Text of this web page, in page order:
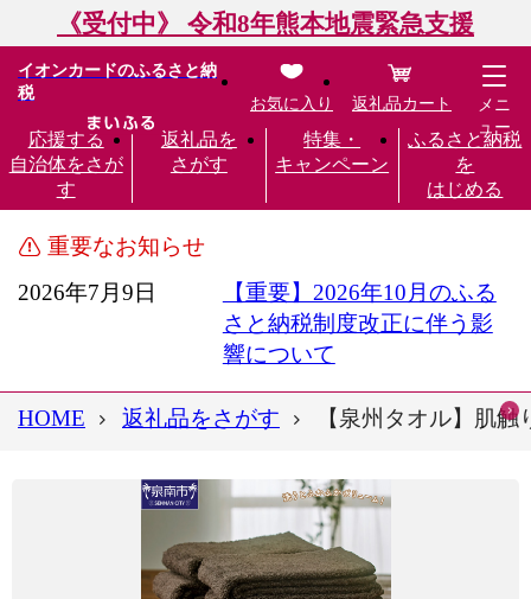
《受付中》 令和8年熊本地震緊急支援
イオンカードのふるさと納
税
応援する
自治体をさが
す
返礼品を
さがす
特集・
キャンペーン
ふるさと納税
を
はじめる
お気に入り 返礼品カート
メニ
ュー
重要なお知らせ
2026年7月9日
【重要】2026年10月のふる
さと納税制度改正に伴う影
響について
HOME 返礼品をさがす 【泉州タオル】肌